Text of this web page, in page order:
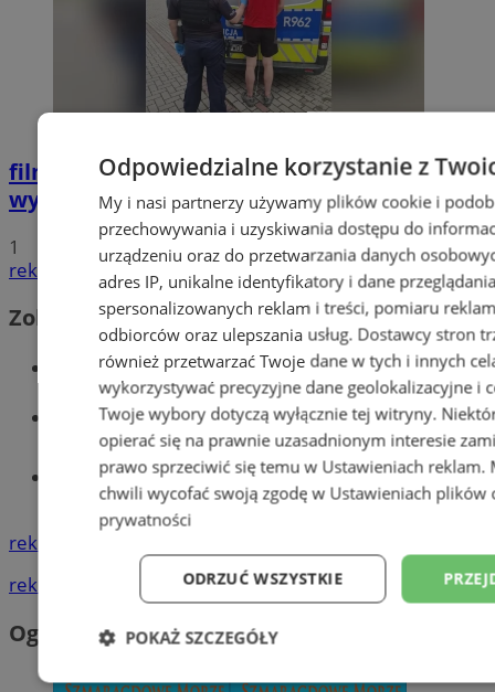
film
Potrącił seniorkę i uciekł z miejsca
wypadku. 20-latek trafił do aresztu
1
reklama
Zobacz również
Wiadomości kryminalne w Wodzisławiu
Wiadomości lokalne
Tworzenie stron www - Wodzisław
Śląski
reklama
reklama
Ogłoszenia
Odpowiedzialne korzystanie z
My i nasi partnerzy używamy plików cookie i
przechowywania i uzyskiwania dostępu do
urządzeniu oraz do przetwarzania danych
adres IP, unikalne identyfikatory i dane
spersonalizowanych reklam i treści, pomiaru
odbiorców oraz ulepszania usług. Dostawcy stron
również przetwarzać Twoje dane w tych i innych
wykorzystywać precyzyjne dane geolokalizacyjne i
Twoje wybory dotyczą wyłącznie tej witryny.
opierać się na prawnie uzasadnionym interesie
prawo sprzeciwić się temu w Ustawieniach reklam.
chwili wycofać swoją zgodę w Ustawieniach plików
prywatności
ODRZUĆ WSZYSTKIE
POKAŻ SZCZEGÓŁY
Niezbędne Wydajność